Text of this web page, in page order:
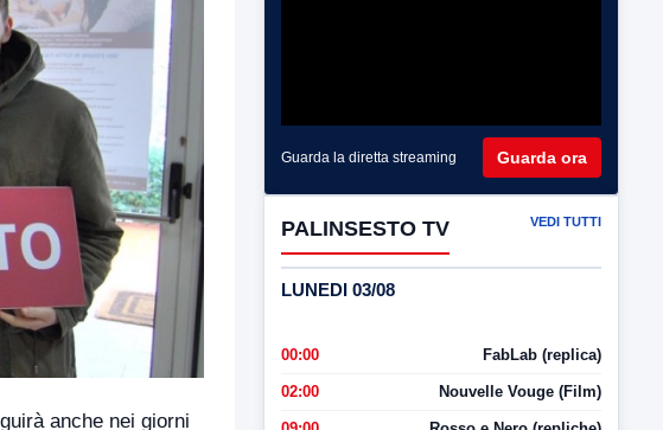
anche nei giorni
Guarda la diretta streaming Guarda ora
PALINSESTO TV VEDI TUTTI
LUNEDI 03/08
00:00 FabLab (replica)
02:00 Nouvelle Vouge (Film)